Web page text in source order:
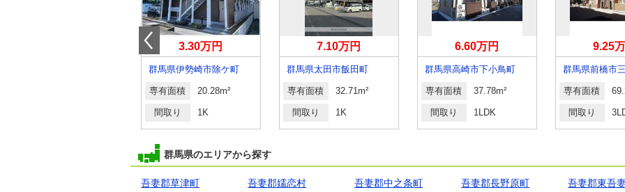
3.30万円
群馬県伊勢崎市除ケ町
専有面積 20.28m²
間取り 1K
7.10万円
群馬県太田市飯田町
専有面積 32.71m²
間取り 1K
6.60万円
群馬県高崎市下小鳥町
専有面積 37.78m²
間取り 1LDK
9.25
専有面積
間取り
群馬県のエリアから探す
吾妻郡草津町 吾妻郡嬬恋村 吾妻郡中之条町 吾妻郡長野原町
吾妻郡東吾